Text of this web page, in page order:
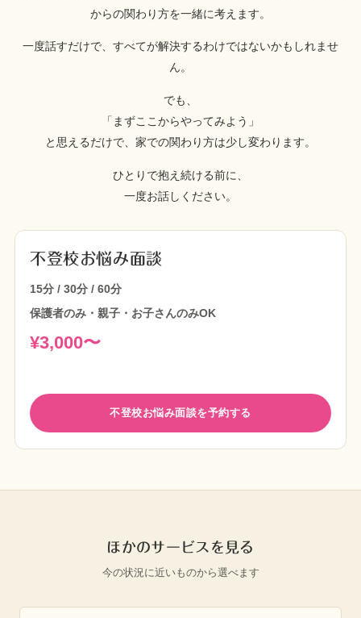
からの関わり方を一緒に考えます。
一度話すだけで、すべてが解決するわけではないかもしれませ
ん。
でも、
「まずここからやってみよう」
と思えるだけで、家での関わり方は少し変わります。
ひとりで抱え続ける前に、
一度お話しください。
不登校お悩み面談
15分 / 30分 / 60分
保護者のみ・親子・お子さんのみOK
¥3,000〜
不登校お悩み面談を予約する
ほかのサービスを見る
今の状況に近いものから選べます